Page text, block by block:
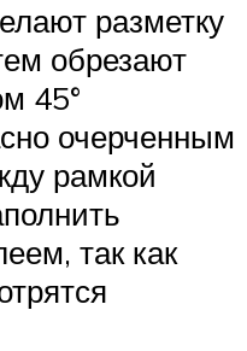
разметку
обрезают
45°
очерченным
рамкой
так как